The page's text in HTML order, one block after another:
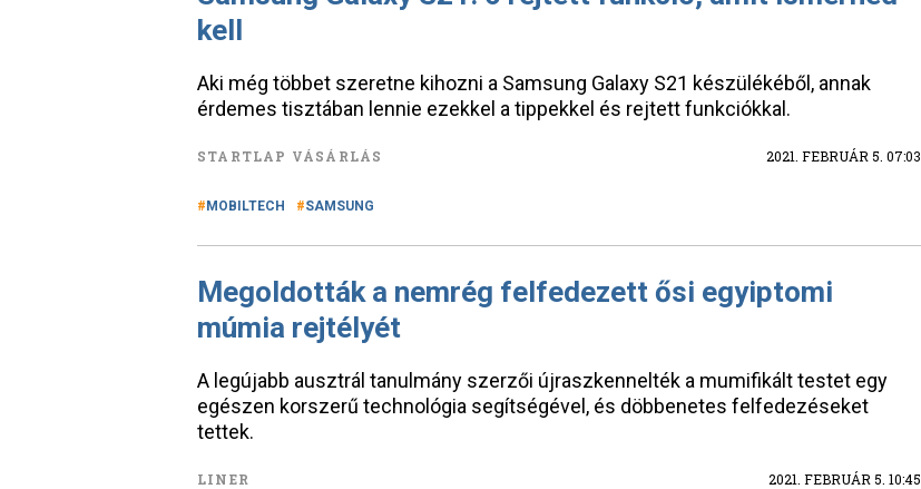
kell
Aki még többet szeretne kihozni a Samsung Galaxy S21 készülékéből, annak
érdemes tisztában lennie ezekkel a tippekkel és rejtett funkciókkal.
STARTLAP VÁSÁRLÁS 2021. FEBRUÁR 5. 07:03
MOBILTECH SAMSUNG
Megoldották a nemrég felfedezett ősi egyiptomi
múmia rejtélyét
A legújabb ausztrál tanulmány szerzői újraszkennelték a mumifikált testet egy
egészen korszerű technológia segítségével, és döbbenetes felfedezéseket
tettek.
LINER 2021. FEBRUÁR 5. 10:45